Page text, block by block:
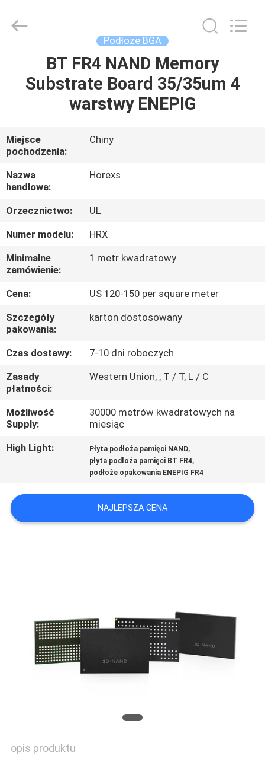
PRODUKTY
O
NAS
WYCIECZKA
PO
FABRYCE
KONTROLA
JAKOŚCI
SKONTAKTUJ
SIĘ
Z
NAMI
AKTUALNOŚCI
O
WYCENĘ
Co.,Ltd..
Podłoże BGA
BT FR4 NAND Memory
Substrate Board 35/35um 4
warstwy ENEPIG
Miejsce
pochodzenia:
Chiny
Nazwa
handlowa:
Horexs
Orzecznictwo:
UL
Numer modelu:
HRX
Minimalne
zamówienie:
1 metr kwadratowy
Cena:
US 120-150 per square meter
Szczegóły
pakowania:
karton dostosowany
Czas dostawy:
7-10 dni roboczych
Zasady
płatności:
Western Union, , T / T, L / C
Możliwość
Supply:
30000 metrów kwadratowych na
miesiąc
High Light:
Płyta podłoża pamięci NAND,
płyta podłoża pamięci BT FR4,
podłoże opakowania ENEPIG FR4
NAJLEPSZA CENA
opis produktu